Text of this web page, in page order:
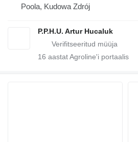
Poola, Kudowa Zdrój
P.P.H.U. Artur Hucaluk
16 aastat Agroline'i portaalis